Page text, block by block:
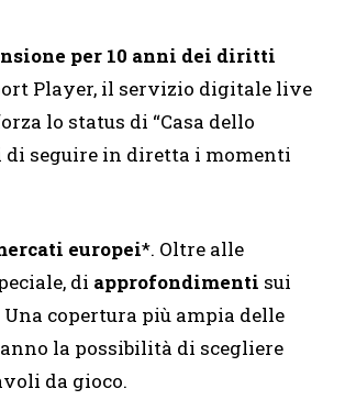
per 10 anni dei diritti
Player, il servizio digitale live
lo status di “Casa dello
di seguire in diretta i momenti
europei*. Oltre alle
di approfondimenti sui
copertura più ampia delle
la possibilità di scegliere
da gioco.